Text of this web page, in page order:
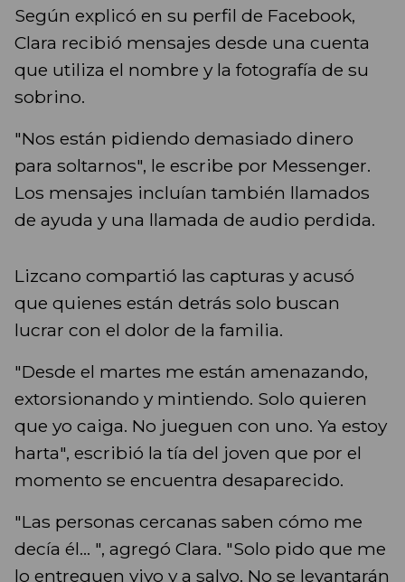
Según explicó en su perfil de Facebook,
Clara recibió mensajes desde una cuenta
que utiliza el nombre y la fotografía de su
sobrino.
"Nos están pidiendo demasiado dinero
para soltarnos", le escribe por Messenger.
Los mensajes incluían también llamados
de ayuda y una llamada de audio perdida.
Lizcano compartió las capturas y acusó
que quienes están detrás solo buscan
lucrar con el dolor de la familia.
"Desde el martes me están amenazando,
extorsionando y mintiendo. Solo quieren
que yo caiga. No jueguen con uno. Ya estoy
harta", escribió la tía del joven que por el
momento se encuentra desaparecido.
"Las personas cercanas saben cómo me
decía él... ", agregó Clara. "Solo pido que me
lo entreguen vivo y a salvo. No se levantarán